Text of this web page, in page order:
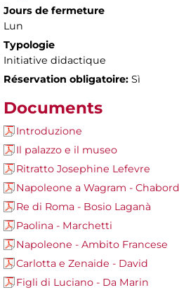
Jours de fermeture
Lun
Typologie
Initiative didactique
Réservation obligatoire: Sì
Documents
Introduzione
Il palazzo e il museo
Ritratto Josephine Lefevre
Napoleone a Wagram - Chabord
Re di Roma - Bosio Laganà
Paolina - Marchetti
Napoleone - Ambito Francese
Carlotta e Zenaide - David
Figli di Luciano - Da Marin